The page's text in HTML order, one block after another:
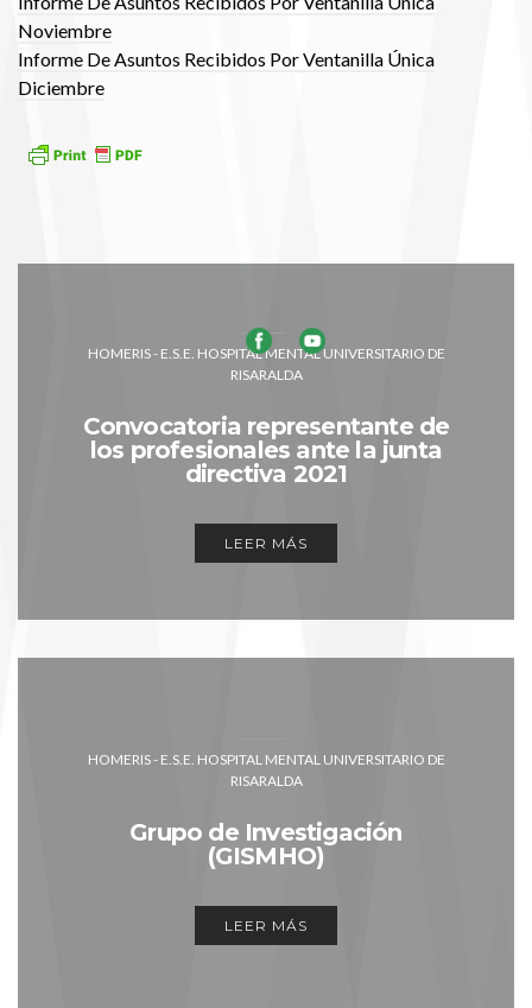
Noviembre
Informe De Asuntos Recibidos Por Ventanilla Única
Diciembre
HOMERIS - E.S.E. HOSPITAL MENTAL UNIVERSITARIO DE
RISARALDA
Convocatoria representante de
los profesionales ante la junta
directiva 2021
LEER MÁS
HOMERIS - E.S.E. HOSPITAL MENTAL UNIVERSITARIO DE
RISARALDA
Grupo de Investigación
(GISMHO)
LEER MÁS